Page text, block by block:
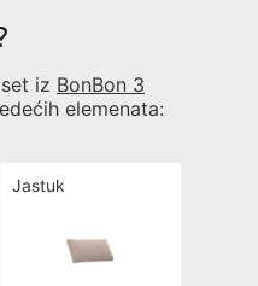
iz BonBon 3
elemenata:
Jastuk